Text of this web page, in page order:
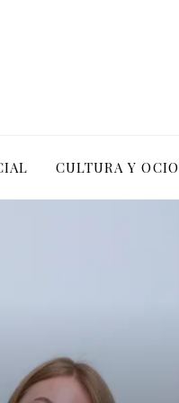
CULTURA Y OCIO